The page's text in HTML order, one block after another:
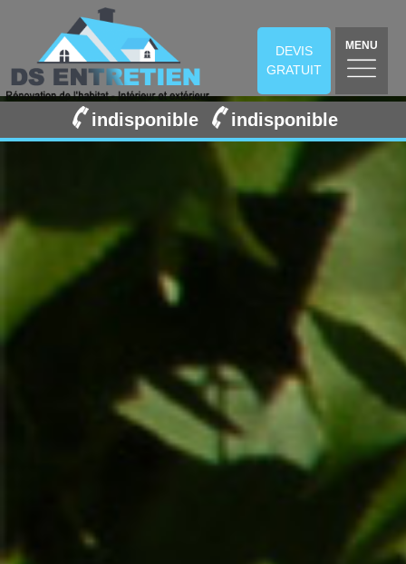
DEVIS
GRATUIT
MENU
indisponible indisponible